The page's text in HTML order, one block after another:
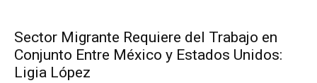
Sector Migrante Requiere del Trabajo en
Conjunto Entre México y Estados Unidos:
Ligia López